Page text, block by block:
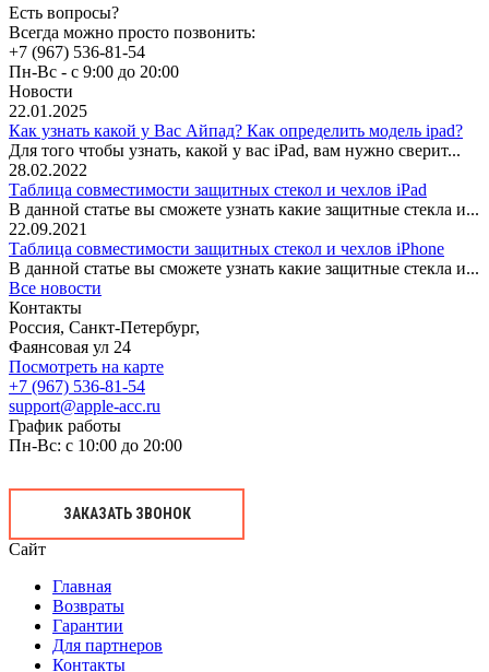
Есть вопросы?
Всегда можно просто позвонить:
+7 (967) 536-81-54
Пн-Вс - с 9:00 до 20:00
Новости
22.01.2025
Как узнать какой у Вас Айпад? Как определить модель ipad?
Для того чтобы узнать, какой у вас iPad, вам нужно сверит...
28.02.2022
Таблица совместимости защитных стекол и чехлов iPad
В данной статье вы сможете узнать какие защитные стекла и...
22.09.2021
Таблица совместимости защитных стекол и чехлов iPhone
В данной статье вы сможете узнать какие защитные стекла и...
Все новости
Контакты
Россия, Санкт-Петербург,
Фаянсовая ул 24
Посмотреть на карте
+7 (967) 536-81-54
support@apple-acc.ru
График работы
Пн-Вс: с 10:00 до 20:00
ЗАКАЗАТЬ ЗВОНОК
Сайт
Главная
Возвраты
Гарантии
Для партнеров
Контакты